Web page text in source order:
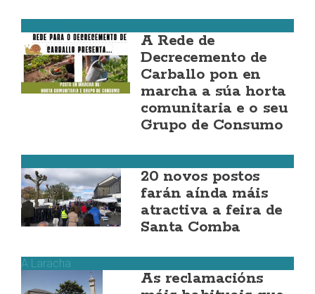
A Rede de
Decrecemento de
Carballo pon en
marcha a súa horta
comunitaria e o seu
Grupo de Consumo
20 novos postos
farán aínda máis
atractiva a feira de
Santa Comba
A Laracha
As reclamacións